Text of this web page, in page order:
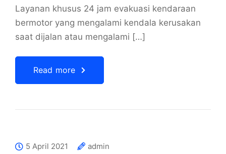
Layanan khusus 24 jam evakuasi kendaraan
bermotor yang mengalami kendala kerusakan
saat dijalan atau mengalami […]
Read more
5 April 2021
admin